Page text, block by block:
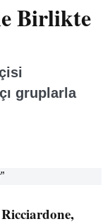
Birlikte
gruplarla